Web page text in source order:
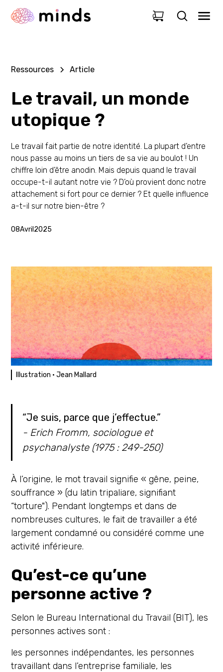
0
Ressources Article
Le travail, un monde
utopique ?
Le travail fait partie de notre identité. La plupart d’entre
nous passe au moins un tiers de sa vie au boulot ! Un
chiffre loin d’être anodin. Mais depuis quand le travail
occupe-t-il autant notre vie ? D’où provient donc notre
attachement si fort pour ce dernier ? Et quelle influence
a-t-il sur notre bien-être ?
08Avril 2025
Illustration · Jean Mallard
“Je suis, parce que j’effectue.”
- Erich Fromm, sociologue et
psychanalyste (1975 : 249-250)
À l’origine, le mot travail signifie « gêne, peine,
souffrance » (du latin tripaliare, signifiant
“torture"). Pendant longtemps et dans de
nombreuses cultures, le fait de travailler a été
largement condamné ou considéré comme une
activité inférieure.
Qu’est-ce qu’une
personne active ?
Selon le Bureau International du Travail (BIT), les
personnes actives sont :
les personnes indépendantes, les personnes
travaillant dans l’entreprise familiale, les